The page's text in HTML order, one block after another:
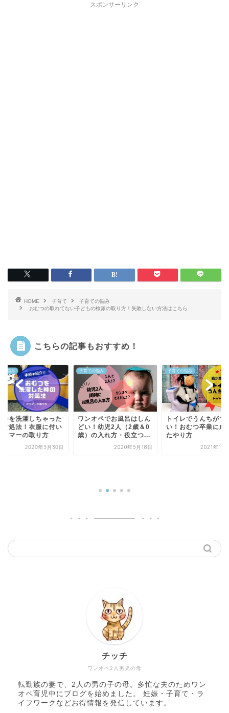
スポンサーリンク
HOME 子育て
子育ての悩み
おむつの取れてない子どもの検尿の取り方！失敗しない方法はこちら
こちらの記事もおすすめ！
の悩み
オペでお風呂はしん
！幼児2人（2歳＆0
の入れ方・役立つ...
2020年5月18日
子育ての悩み
トイレでうんちができな
い！おむつ卒業に成功し
たやり方
2021年10月19日
子育ての悩み
ワンオペ2人男児の母
チッチ
転勤族の妻で、2人の男の子の母。多忙な夫のためワン
オペ育児中にブログを始めました。 妊娠・子育て・ラ
イフワークなどお得情報を発信しています。